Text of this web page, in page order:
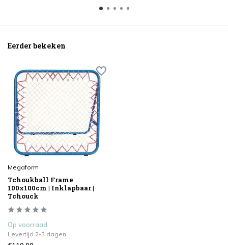
Eerder bekeken
Megaform
Tchoukball Frame
100x100cm | Inklapbaar |
Tchouck
Op voorraad
Levertijd 2-3 dagen